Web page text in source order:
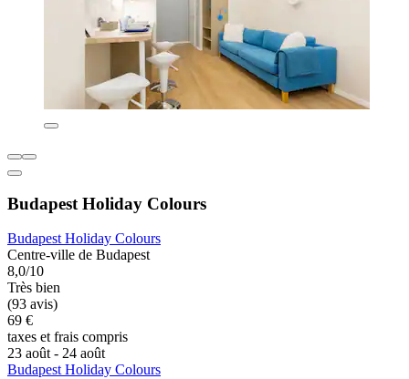
Budapest Holiday Colours
Budapest Holiday Colours
Centre-ville de Budapest
8,0/10
Très bien
(93 avis)
69 €
taxes et frais compris
23 août - 24 août
Budapest Holiday Colours